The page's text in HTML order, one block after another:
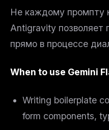
Не каждому промпту
Antigravity позволяет
прямо в процессе
When to use Gemini
Writing boilerplate
form components,